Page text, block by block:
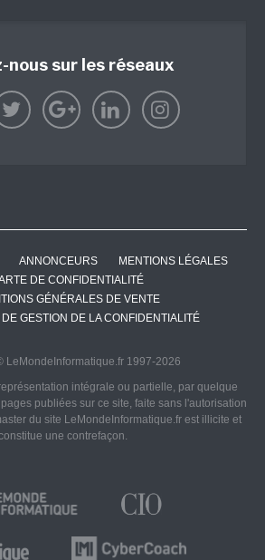
nous sur les réseaux
ANNONCEURS
MENTIONS LÉGALES
DE CONFIDENTIALITÉ
GÉNÉRALES DE VENTE
GESTION DE LA CONFIDENTIALITÉ
LeMondeInformatique.fr 1997-2026
intégrale ou partielle, par quelque
publiées sur ce site, faite sans l'autorisation
du site LeMondeInformatique.fr est illicite et
une contrefaçon.